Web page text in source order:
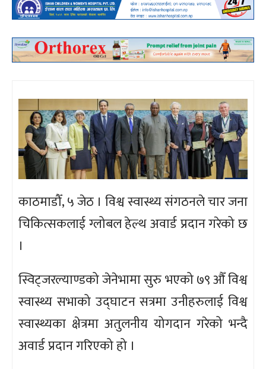
काठमाडौँ, ५ जेठ । विश्व स्वास्थ्य संगठनले चार जना
चिकित्सकलाई ग्लोबल हेल्थ अवार्ड प्रदान गरेको छ
।
स्विट्जरल्याण्डको जेनेभामा सुरु भएको ७९ औँ विश्व
स्वास्थ्य सभाको उद्घाटन सत्रमा उनीहरुलाई विश्व
स्वास्थ्यका क्षेत्रमा अतुलनीय योगदान गरेको भन्दै
अवार्ड प्रदान गरिएको हो ।